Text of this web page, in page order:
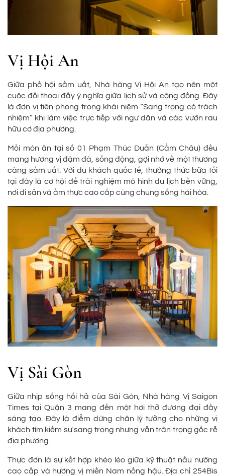
Vị Hội An
Giữa phố hội sầm uất, Nhà hàng Vị Hội An tạo nên một
cuộc đối thoại đầy ý nghĩa giữa lịch sử và cộng đồng. Đây
là đơn vị tiên phong trong khái niệm “Sang trọng có trách
nhiệm” khi làm việc trực tiếp với ngư dân và các vườn rau
hữu cơ địa phương.
Mỗi món ăn tại số 01 Phạm Thúc Duẫn (Cẩm Châu) đều
mang hương vị đậm đà, sống động, gợi nhớ về một thương
cảng sầm uất. Với du khách quốc tế, thưởng thức bữa tối
tại đây là cơ hội để trải nghiệm mô hình du lịch bền vững,
nơi di sản và ẩm thực cao cấp cùng chung sống hài hòa.
Vị Sài Gòn
Giữa nhịp sống hối hả của Sài Gòn, Nhà hàng Vị Saigon
Times tại Quận 3 mang đến một hơi thở đương đại đầy
sáng tạo. Đây là điểm dừng chân lý tưởng cho những vị
khách tìm kiếm sự sang trọng nhưng vẫn trân trọng gốc rễ
địa phương.
Thực đơn là sự kết hợp khéo léo giữa kỹ thuật nấu nướng
cao cấp và hương vị miền Nam nồng hậu. Địa chỉ 254Bis